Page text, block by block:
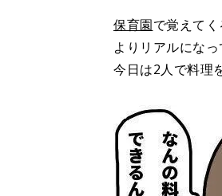
保育園で覚えて
よりリアルになっ
今日は2人で料理